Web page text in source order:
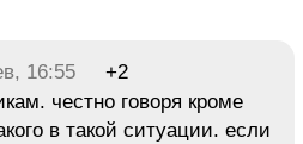
16:55
+2
честно говоря кроме
в такой ситуации. если